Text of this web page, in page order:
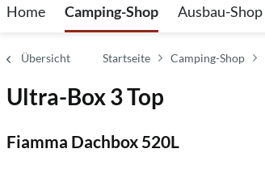
Home Camping-Shop Ausbau-Shop
Übersicht Startseite Camping-Shop
Ultra-Box 3 Top
Fiamma Dachbox 520L